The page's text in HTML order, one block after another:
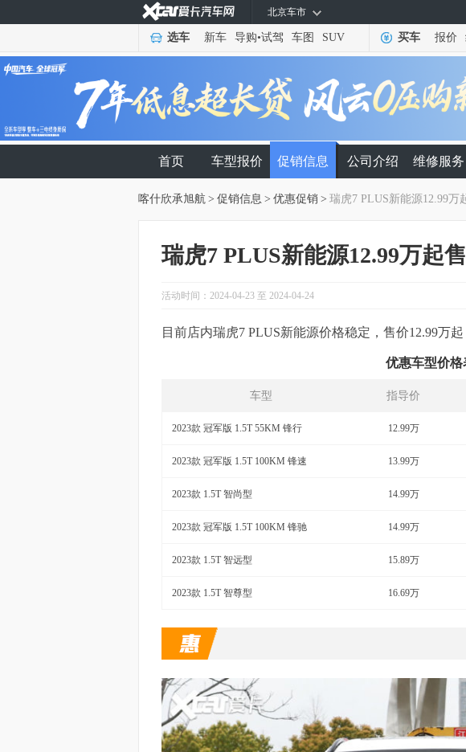
北京车市
选车 新车 导购•试驾 车图 SUV 买车 报价
首页 车型报价 促销信息 公司介绍 维修服务
喀什欣承旭航 > 促销信息 > 优惠促销 > 瑞虎7 PLUS新能源12.99万
瑞虎7 PLUS新能源12.99万起
活动时间：2024-04-23 至 2024-04-24
目前店内瑞虎7 PLUS新能源价格稳定，售价12.99万
优惠车型价格
车型 指导价
2023款 冠军版 1.5T 55KM 锋行 12.99万
2023款 冠军版 1.5T 100KM 锋速 13.99万
2023款 1.5T 智尚型 14.99万
2023款 冠军版 1.5T 100KM 锋驰 14.99万
2023款 1.5T 智远型 15.89万
2023款 1.5T 智尊型 16.69万